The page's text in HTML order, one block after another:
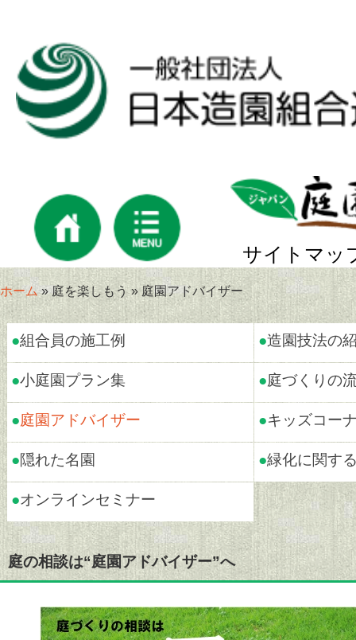
サイトマッ
ホーム» 庭を楽しもう » 庭園アドバイザー
●組合員の施工例 ●造園技法の
●小庭園プラン集 ●庭づくりの
●庭園アドバイザー ●キッズコー
●隠れた名園 ●緑化に関す
●オンラインセミナー
庭の相談は“庭園アドバイザー”へ